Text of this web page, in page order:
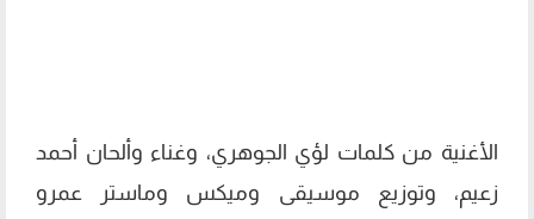
الأغنية من كلمات لؤي الجوهري، وغناء وألحان أحمد
زعيم، وتوزيع موسيقى وميكس وماستر عمرو